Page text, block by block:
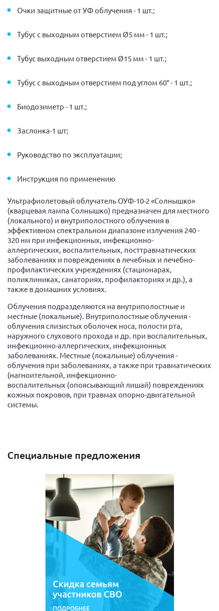
Очки защитные от УФ облучения - 1 шт.;
Тубус с выходным отверстием Ø5 мм - 1 шт.;
Тубус выходным отверстием Ø15 мм - 1 шт.;
Тубус с выходным отверстием под углом 60° - 1 шт.;
Биодозиметр - 1 шт.;
Заслонка-1 шт;
Руководство по эксплуатации;
Инструкция по применению
Ультрафиолетовый облучатель ОУФ-10-2 «Солнышко»
(кварцевая лампа Солнышко) предназначен для местного
(локального) и внутриполостного облучения в
эффективном спектральном диапазоне излучения 240 -
320 нм при инфекционных, инфекционно-
аллергических, воспалительных, посттравматических
заболеваниях и повреждениях в лечебных и лечебно-
профилактических учреждениях (стационарах,
поликлиниках, санаториях, профилакториях и др.), а
также в домашних условиях.
Облучения подразделяются на внутриполостные и
местные (локальные). Внутриполостные облучения -
облучения слизистых оболочек носа, полости рта,
наружного слухового прохода и др. при воспалительных,
инфекционно-аллергических, инфекционных
заболеваниях. Местные (локальные) облучения -
облучения при заболеваниях, а также при травматических
(нагноительной, инфекционно-
воспалительных (опоясывающий лишай) повреждениях
кожных покровов, при травмах опорно-двигательной
системы.
Специальные предложения